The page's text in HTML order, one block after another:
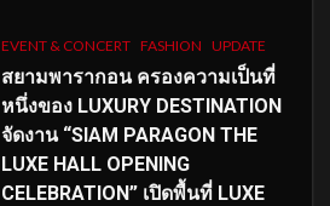
EVENT & CONCERT FASHION UPDATE
สยามพารากอน ครองความเป็นที่
หนึ่งของ LUXURY DESTINATION
จัดงาน “SIAM PARAGON THE
LUXE HALL OPENING
CELEBRATION” เปิดพื้นที่ LUXE